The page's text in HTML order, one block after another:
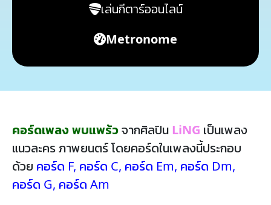
เล่นกีตาร์ออนไลน์
Metronome
คอร์ดเพลง พบแพร้วจากศิลปิน LiNG เป็นเพลง
แนวละคร ภาพยนตร์ โดยคอร์ดในเพลงนี้ประกอบ
ด้วย คอร์ด F, คอร์ด C, คอร์ด Em, คอร์ด Dm,
คอร์ด G, คอร์ด Am